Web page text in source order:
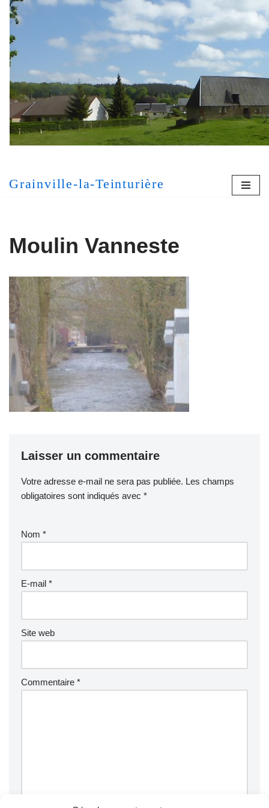
Aller
au
contenu
Grainville-la-Teinturière
Moulin Vanneste
Laisser un commentaire
Votre adresse e-mail ne sera pas publiée. Les champs
obligatoires sont indiqués avec *
Nom *
E-mail *
Site web
Commentaire *